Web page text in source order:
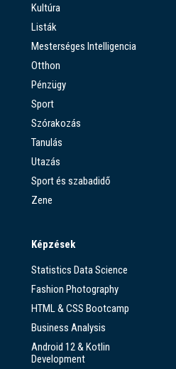
Kultúra
Listák
Mesterséges Intelligencia
Otthon
Pénzügy
Sport
Szórakozás
Tanulás
Utazás
Sport és szabadidő
Zene
Képzések
Statistics Data Science
Fashion Photography
HTML & CSS Bootcamp
Business Analysis
Android 12 & Kotlin
Development